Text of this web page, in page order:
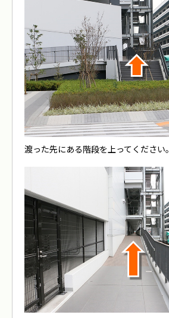
渡った先にある階段を上ってください。